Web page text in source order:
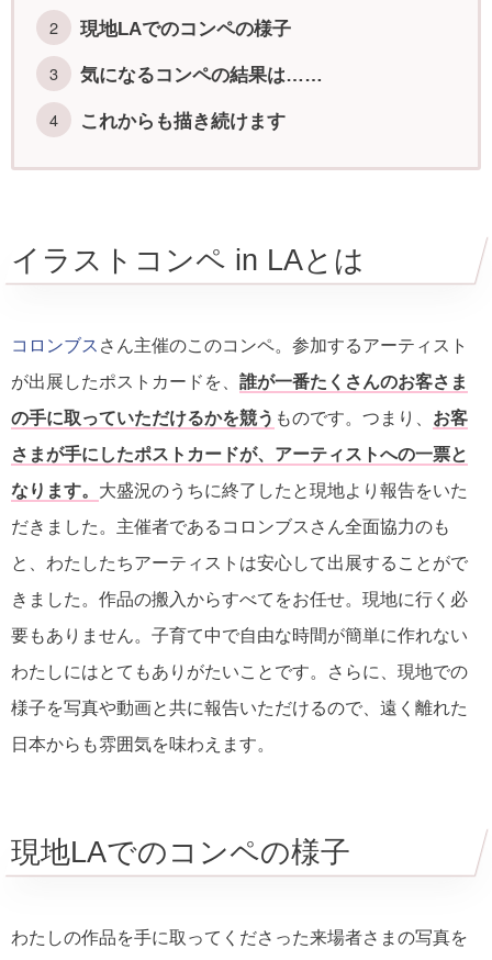
現地LAでのコンペの様子
気になるコンペの結果は……
これからも描き続けます
イラストコンペ in LAとは
コロンブス さん主催のこのコンペ。参加するアーティスト
が出展したポストカードを、 誰が一番たくさんのお客さま
の手に取っていただけるかを競う ものです。つまり、 お客
さまが手にしたポストカードが、アーティストへの一票と
なります。 大盛況のうちに終了したと現地より報告をいた
だきました。主催者であるコロンブスさん全面協力のも
と、わたしたちアーティストは安心して出展することがで
きました。作品の搬入からすべてをお任せ。現地に行く必
要もありません。子育て中で自由な時間が簡単に作れない
わたしにはとてもありがたいことです。さらに、現地での
様子を写真や動画と共に報告いただけるので、遠く離れた
日本からも雰囲気を味わえます。
現地LAでのコンペの様子
わたしの作品を手に取ってくださった来場者さまの写真を